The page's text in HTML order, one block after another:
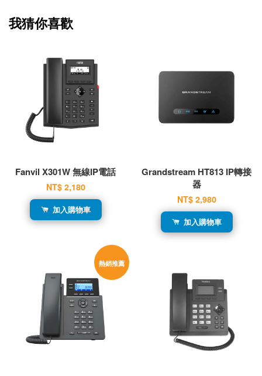
我猜你喜歡
Fanvil X301W 無線IP電話
NT$ 2,180
加入購物車
Grandstream HT813 IP轉接
器
NT$ 2,980
加入購物車
熱銷推薦